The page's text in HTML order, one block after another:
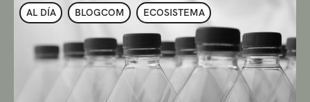
AL DÍA BLOGCOM ECOSISTEMA